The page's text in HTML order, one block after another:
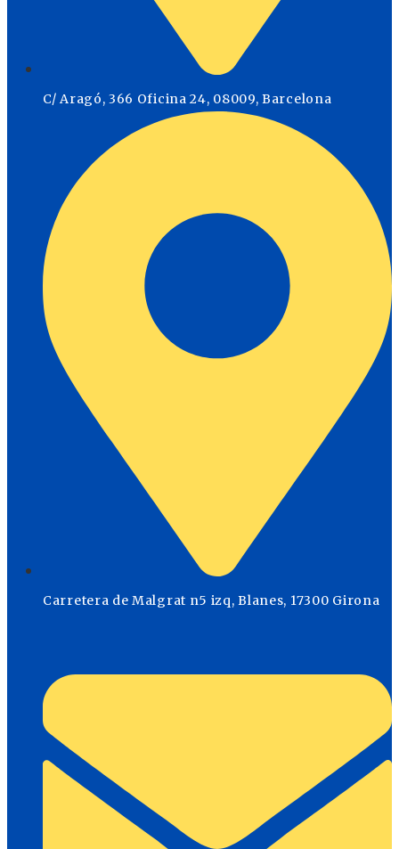
C/ Aragó, 366 Oficina 24, 08009, Barcelona
Carretera de Malgrat n5 izq, Blanes, 17300 Girona